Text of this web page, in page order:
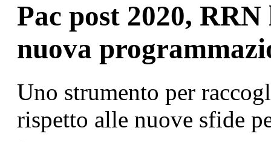
Pac post 2020,
nuova
Uno strumento per
rispetto alle nuove sfide